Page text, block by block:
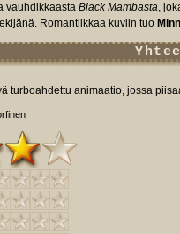
vauhdikkaasta Black Mambasta,
Romantiikkaa kuviin tuo
turboahdettu animaatio, jossa